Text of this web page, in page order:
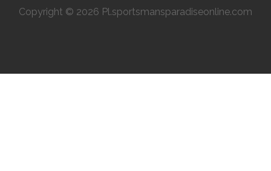
Copyright © 2026 Pl.sportsmansparadiseonline.com